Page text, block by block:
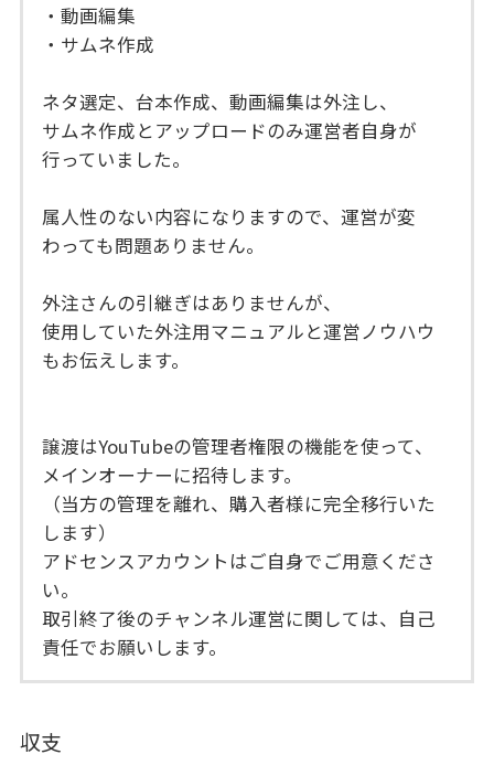
・動画編集
・サムネ作成
ネタ選定、台本作成、動画編集は外注し、
サムネ作成とアップロードのみ運営者自身が
行っていました。
属人性のない内容になりますので、運営が変
わっても問題ありません。
外注さんの引継ぎはありませんが、
使用していた外注用マニュアルと運営ノウハウ
もお伝えします。
譲渡はYouTubeの管理者権限の機能を使って、
メインオーナーに招待します。
（当方の管理を離れ、購入者様に完全移行いた
します）
アドセンスアカウントはご自身でご用意くださ
い。
取引終了後のチャンネル運営に関しては、自己
責任でお願いします。
収支